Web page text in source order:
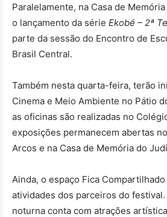
Paralelamente, na Casa de
o lançamento da série Ekobé – 2ª
parte da sessão do Encontro de
Brasil Central.
Também nesta quarta-feira, terão
Cinema e Meio Ambiente no Pátio
as oficinas são realizadas no
exposições permanecem abertas
Arcos e na Casa de Memória do
Ainda, o espaço Fica
atividades dos parceiros do festival.
noturna conta com atrações